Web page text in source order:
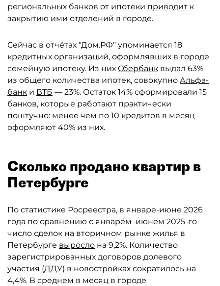
региональных банков от ипотеки приводит к
закрытию ими отделений в городе.
Сейчас в отчётах "Дом.РФ" упоминается 18
кредитных организаций, оформлявших в городе
семейную ипотеку. Из них Сбербанк выдал 63%
из общего количества ипотек, совокупно Альфа-
банк и ВТБ — 23%. Остаток 14% сформировали 15
банков, которые работают практически
поштучно: менее чем по 10 кредитов в месяц
оформляют 40% из них.
Сколько продано квартир в
Петербурге
По статистике Росреестра, в январе-июне 2026
года по сравнению с январём–июнем 2025-го
число сделок на вторичном рынке жилья в
Петербурге выросло на 9,2%. Количество
зарегистрированных договоров долевого
участия (ДДУ) в новостройках сократилось на
4,4%. В среднем в месяц в городе